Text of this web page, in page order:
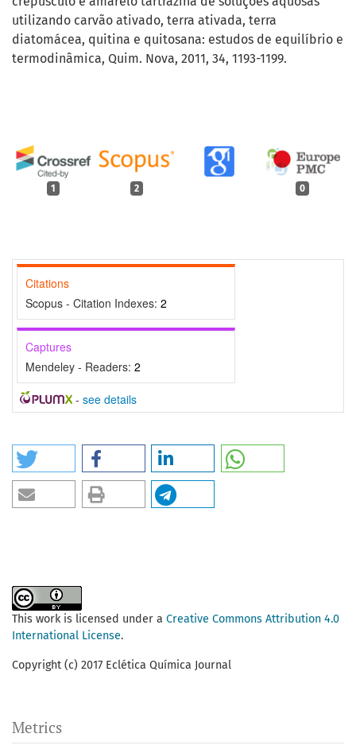
1 2 0
Citations
Scopus - Citation Indexes: 2
Captures
Mendeley - Readers: 2
- see details
utilizando carvão ativado, terra ativada, terra
diatomácea, quitina e quitosana: estudos de equilíbrio e
termodinâmica, Quim. Nova, 2011, 34, 1193-1199.
This work is licensed under a Creative Commons Attribution 4.0
International License.
Copyright (c) 2017 Eclética Química Journal
Metrics